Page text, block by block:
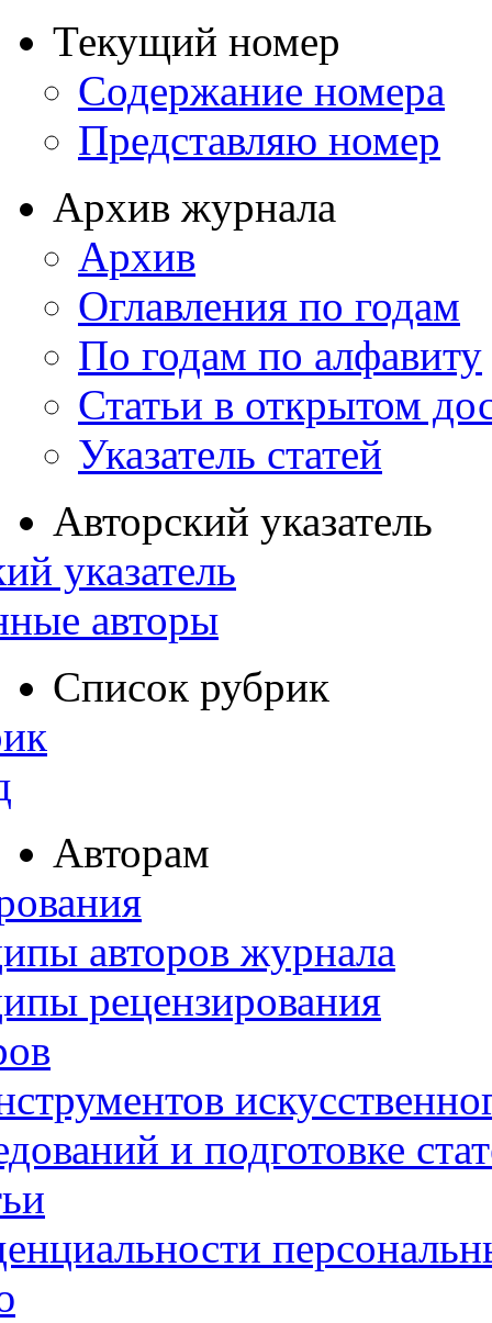
Текущий номер
Содержание номера
Представляю номер
Архив журнала
Архив
Оглавления по годам
По годам по алфавиту
Статьи в открытом
Указатель статей
Авторский указатель
указатель
авторы
Список рубрик
Авторам
авторов журнала
рецензирования
и подготовке